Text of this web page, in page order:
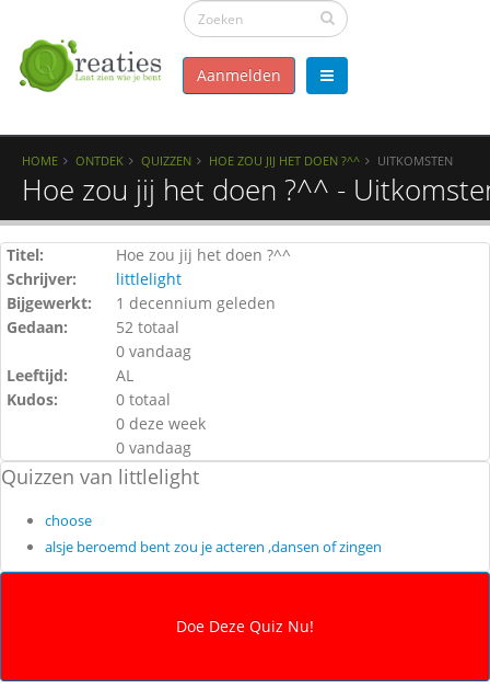
Aanmelden
HOME ONTDEK QUIZZEN HOE ZOU JIJ HET DOEN ?^^ UITKOMSTEN
Hoe zou jij het doen ?^^ -
Titel:
Hoe zou jij het doen ?^^
Schrijver:
littlelight
Bijgewerkt:
1 decennium geleden
Gedaan:
52 totaal
0 vandaag
Leeftijd:
AL
Kudos:
0 totaal
0 deze week
0 vandaag
Quizzen van littlelight
choose
alsje beroemd bent zou je acteren ,dansen of zingen